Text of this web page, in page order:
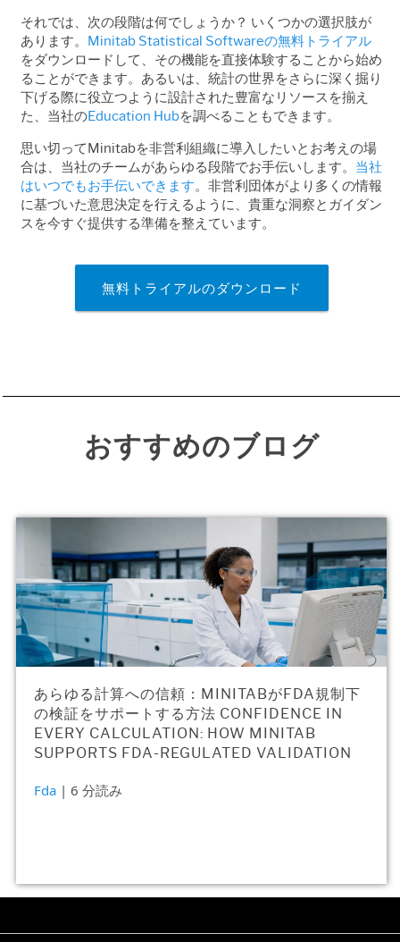
それでは、次の段階は何でしょうか？ いくつかの選択肢が
あります。
Minitab Statistical Softwareの無料トライアル
をダウンロードして、その機能を直接体験することから始め
ることができます。あるいは、統計の世界をさらに深く掘り
下げる際に役立つように設計された豊富なリソースを揃え
た、当社のEducation Hubを調べることもできます。
思い切ってMinitabを非営利組織に導入したいとお考えの場
合は、当社のチームがあらゆる段階でお手伝いします。 当社
はいつでもお手伝いできます。非営利団体がより多くの情報
に基づいた意思決定を行えるように、貴重な洞察とガイダン
スを今すぐ提供する準備を整えています。
無料トライアルのダウンロード
おすすめのブログ
あらゆる計算への信頼：MINITABがFDA規制下
の検証をサポートする方法 CONFIDENCE IN
EVERY CALCULATION: HOW MINITAB
SUPPORTS FDA-REGULATED VALIDATION
Fda | 6 分読み